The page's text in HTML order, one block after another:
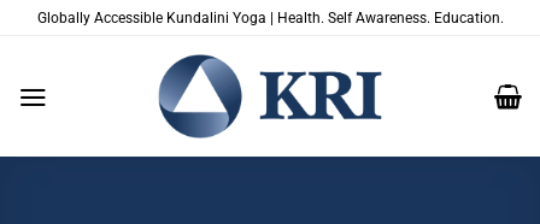
ZumGlobally Accessible Kundalini Yoga | Health. Self Awareness. Education.